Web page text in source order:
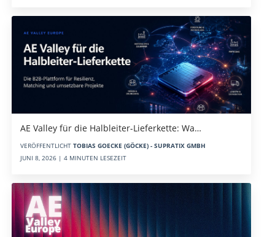
AE Valley für die Halbleiter-Lieferkette: Wa…
VERÖFFENTLICHT TOBIAS GOECKE (GÖCKE) - SUPRATIX GMBH
JUNI 8, 2026 | 4 MINUTEN LESEZEIT